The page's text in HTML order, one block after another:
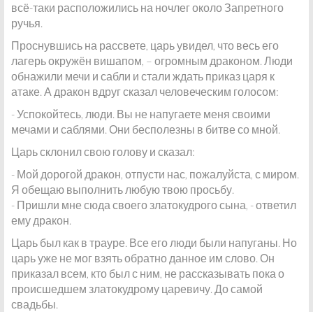
всё-таки расположились на ночлег около Запретного
ручья.
Проснувшись на рассвете, царь увидел, что весь его
лагерь окружён вишапом, – огромным драконом. Люди
обнажили мечи и сабли и стали ждать приказ царя к
атаке. А дракон вдруг сказал человеческим голосом:
- Успокойтесь, люди. Вы не напугаете меня своими
мечами и саблями. Они бесполезны в битве со мной.
Царь склонил свою голову и сказал:
- Мой дорогой дракон, отпусти нас, пожалуйста, с миром.
Я обещаю выполнить любую твою просьбу.
- Пришли мне сюда своего златокудрого сына, - ответил
ему дракон.
Царь был как в трауре. Все его люди были напуганы. Но
царь уже не мог взять обратно данное им слово. Он
приказал всем, кто был с ним, не рассказывать пока о
происшедшем златокудрому царевичу. До самой
свадьбы.